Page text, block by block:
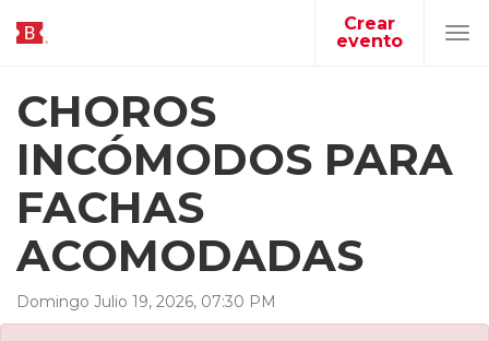
Crear
evento
CHOROS
INCÓMODOS PARA
FACHAS
ACOMODADAS
Domingo Julio 19, 2026, 07:30 PM